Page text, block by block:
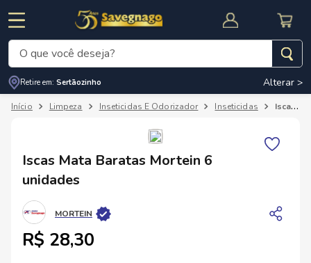
CUPOM DE DESCONTO
O que você deseja?
Retire em: Sertãozinho Alterar >
Limpeza Inseticidas E Odorizador Inseticidas Iscas Mata Baratas Mortein 6 unidades
Iscas Mata Baratas Mortein 6
unidades
MORTEIN
R$ 28,30
Termos mais buscados
3º
cerveja
5º arroz